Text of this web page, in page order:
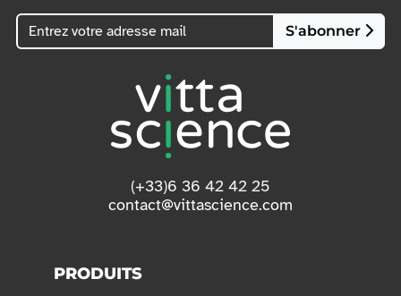
S'abonner
(+33)6 36 42 42 25
contact@vittascience.com
PRODUITS